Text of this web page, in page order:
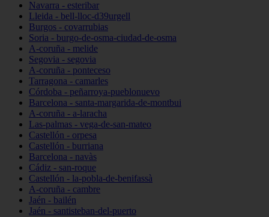
Navarra - esteribar
Lleida - bell-lloc-d39urgell
Burgos - covarrubias
Soria - burgo-de-osma-ciudad-de-osma
A-coruña - melide
Segovia - segovia
A-coruña - ponteceso
Tarragona - camarles
Córdoba - peñarroya-pueblonuevo
Barcelona - santa-margarida-de-montbui
A-coruña - a-laracha
Las-palmas - vega-de-san-mateo
Castellón - orpesa
Castellón - burriana
Barcelona - navàs
Cádiz - san-roque
Castellón - la-pobla-de-benifassà
A-coruña - cambre
Jaén - bailén
Jaén - santisteban-del-puerto